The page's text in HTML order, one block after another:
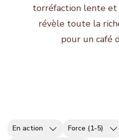
torréfaction lente
révèle toute la
pour un café
En action Force (1-5)